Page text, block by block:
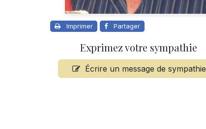
Imprimer Partager
Exprimez votre sympathie
Écrire un message de sympathie